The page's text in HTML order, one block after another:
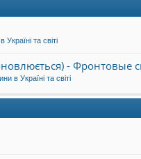
Україні та світі
- Фронтовые
в Україні та світі